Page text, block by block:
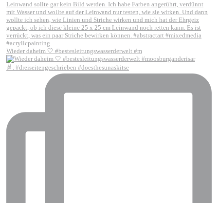
Wieder daheim 🤍 #bestesleitungswasserderwelt #m
✌️ . #dreiseitengeschrieben #doesthesunaskitse